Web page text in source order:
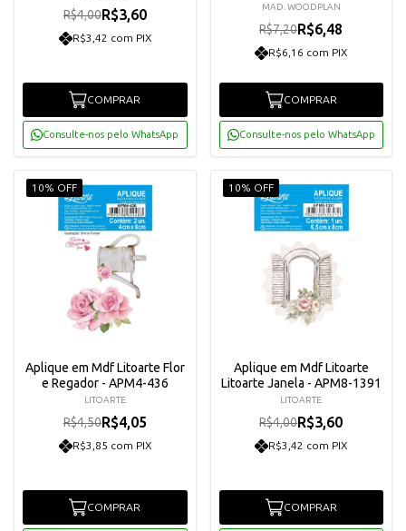
R$4,00R$3,60
R$3,42 com PIX
COMPRAR
Consulte-nos pelo WhatsApp
MAD. WOODPLAN
R$7,20R$6,48
R$6,16 com PIX
COMPRAR
Consulte-nos pelo WhatsApp
10% OFF
Aplique em Mdf Litoarte Flor
e Regador - APM4-436
LITOARTE
R$4,50R$4,05
R$3,85 com PIX
COMPRAR
10% OFF
Aplique em Mdf Litoarte
Litoarte Janela - APM8-1391
LITOARTE
R$4,00R$3,60
R$3,42 com PIX
COMPRAR